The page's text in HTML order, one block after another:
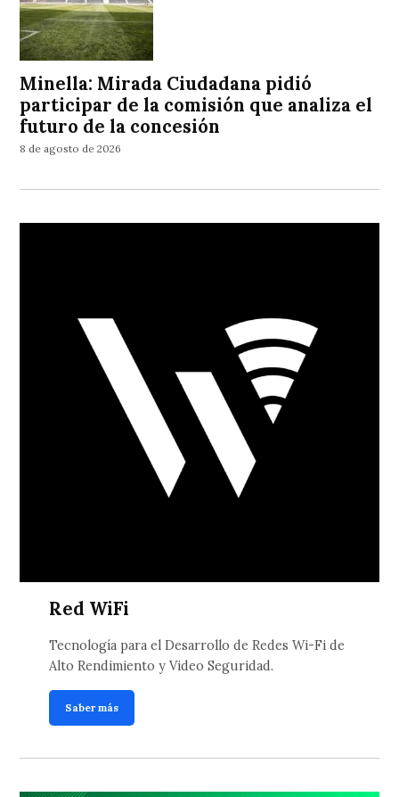
Minella: Mirada Ciudadana pidió
participar de la comisión que analiza el
futuro de la concesión
8 de agosto de 2026
Red WiFi
Tecnología para el Desarrollo de Redes Wi-Fi de
Alto Rendimiento y Video Seguridad.
Saber más